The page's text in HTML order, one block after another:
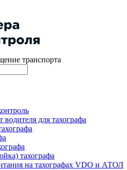
транспорта
водителя для тахографа
тахографа
на тахографах VDO и АТОЛ